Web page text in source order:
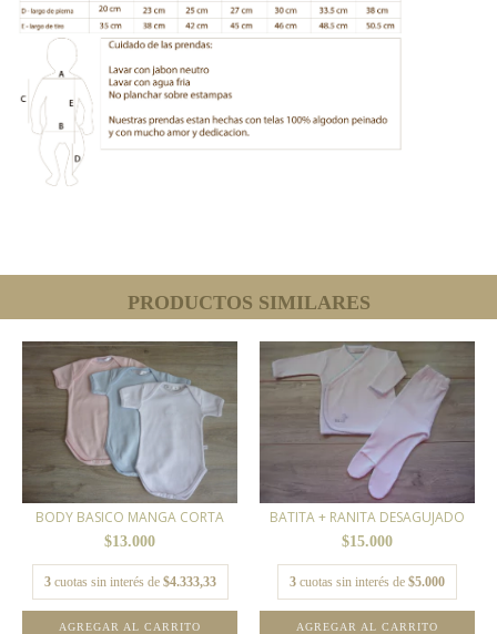
PRODUCTOS SIMILARES
BODY BASICO MANGA CORTA
$13.000
3 cuotas sin interés de $4.333,33
AGREGAR AL CARRITO
BATITA + RANITA DESAGUJADO
$15.000
3 cuotas sin interés de $5.000
AGREGAR AL CARRITO